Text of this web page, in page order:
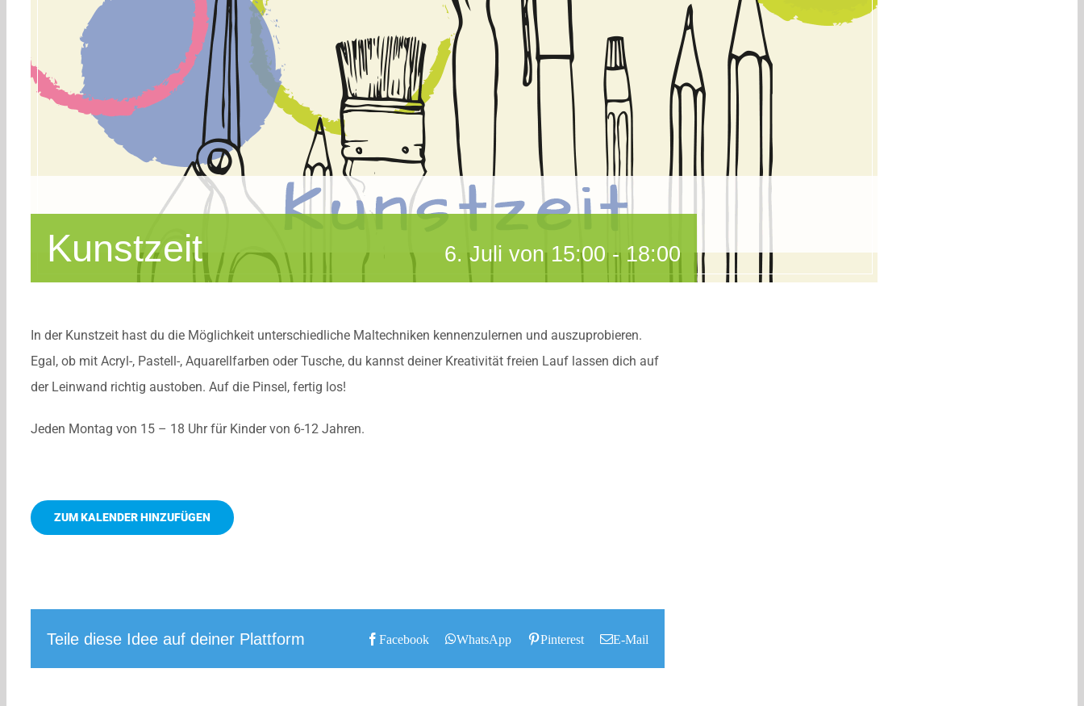
Kunstzeit 6. Juli von 15:00- 18:00
In der Kunstzeit hast du die Möglichkeit unterschiedliche Maltechniken kennenzulernen und auszuprobieren.
Egal, ob mit Acryl-, Pastell-, Aquarellfarben oder Tusche, du kannst deiner Kreativität freien Lauf lassen dich auf
der Leinwand richtig austoben. Auf die Pinsel, fertig los!
Jeden Montag von 15 – 18 Uhr für Kinder von 6-12 Jahren.
ZUM KALENDER HINZUFÜGEN
Teile diese Idee auf deiner Plattform Facebook WhatsApp Pinterest E-Mail